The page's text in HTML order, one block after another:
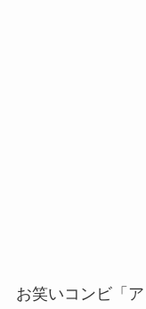
お笑いコンビ「